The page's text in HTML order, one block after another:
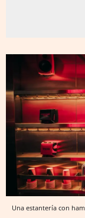
Una estantería con